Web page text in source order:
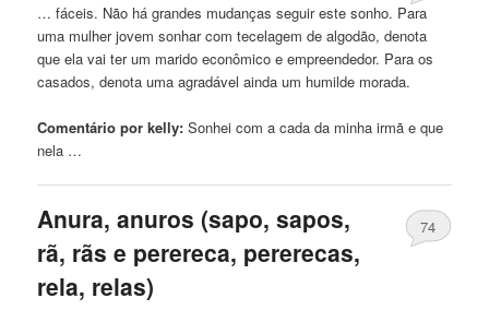
… fáceis. Não há grandes mudanças seguir este sonho. Para
uma mulher jovem sonharcom tecelagem de algodão, denota
que ela vai ter um marido econômico e empreendedor. Para os
casados, denota uma agradável ainda um humilde morada.
Comentário por kelly: Sonheicom a cada da minha irmã e que
nela …
Anura, anuros (sapo, sapos,
rã, rãs e perereca, pererecas,
rela, relas)
74